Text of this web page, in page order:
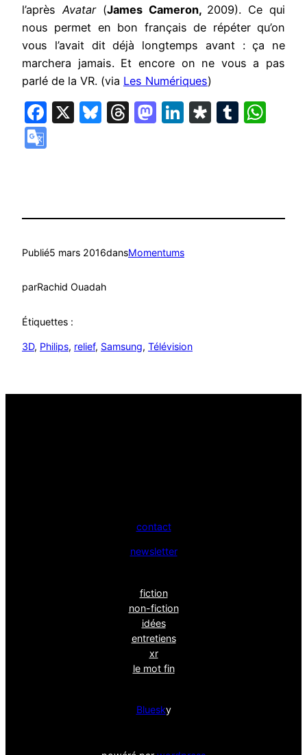
l’aprèsAvatar (James Cameron, 2009). Ce qui
nous permet en bon français de répéter qu’on
vous l’avait dit déjà longtemps avant : ça ne
marchera jamais. Et encore on ne vous a pas
parlé de la VR. (via Les Numériques)
Facebook
X Bluesky
Threads
Mastodon
LinkedIn
Diaspora
Publié5 mars 2016dansMomentums
parRachid Ouadah
Étiquettes :
3D, Philips, relief, Samsung, Télévision
contact
newsletter
fiction
non-fiction
idées
entretiens
xr
le mot fin
Bluesky